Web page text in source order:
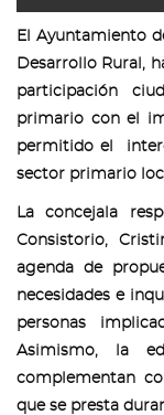
El Ayuntamiento
Desarrollo Rural,
participación
primario con el
permitido el
sector primario
La concejala
Consistorio,
agenda de
necesidades e
personas
Asimismo, la
complementan
que se presta